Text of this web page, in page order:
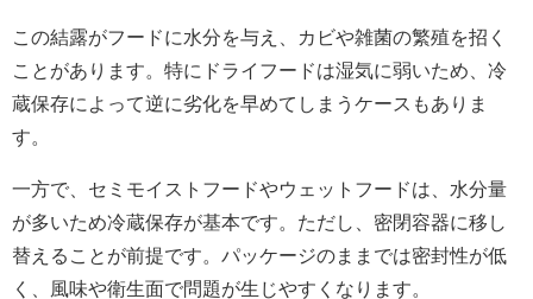
この結露がフードに水分を与え、カビや雑菌の繁殖を招く
ことがあります。特にドライフードは湿気に弱いため、冷
蔵保存によって逆に劣化を早めてしまうケースもありま
す。
一方で、セミモイストフードやウェットフードは、水分量
が多いため冷蔵保存が基本です。ただし、密閉容器に移し
替えることが前提です。パッケージのままでは密封性が低
く、風味や衛生面で問題が生じやすくなります。